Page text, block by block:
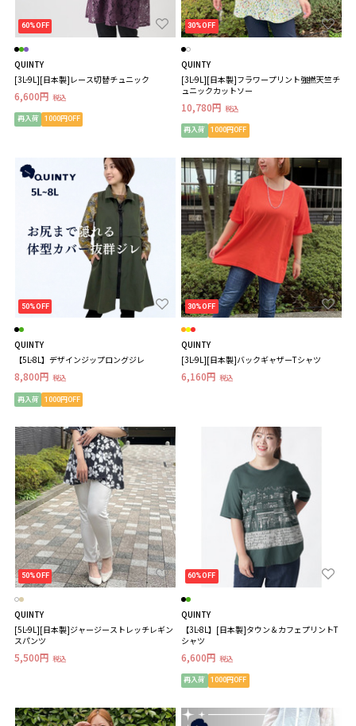
60%OFF
QUINTY
[3L-9L][日本製]レース切替チュニック
6,600円 税込
再入荷 1000円OFF
30%OFF
QUINTY
[3L-9L][日本製]フラワープリント強撚天竺チ
ュニックカットソー
10,780円 税込
再入荷 1000円OFF
50%OFF
QUINTY
【5L-8L】デザインジップロングジレ
8,800円 税込
再入荷 1000円OFF
30%OFF
QUINTY
[3L-9L][日本製]バックギャザーTシャツ
6,160円 税込
50%OFF
QUINTY
[5L-9L][日本製]ジャージーストレッチレギン
スパンツ
5,500円 税込
60%OFF
QUINTY
【3L-8L】[日本製]タウン＆カフェプリントT
シャツ
6,600円 税込
再入荷 1000円OFF